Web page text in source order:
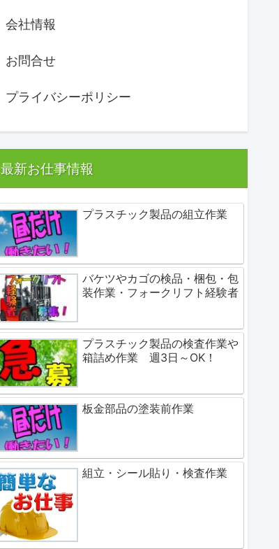
会社情報
お問合せ
プライバシーポリシー
最新お仕事情報
プラスチック製品の組立作業
バケツやカゴの検品・梱包・包
装作業・フォークリフト経験者
プラスチック製品の検査作業や
箱詰め作業 週3日～OK！
板金部品の塗装前作業
組立・シール貼り・検査作業